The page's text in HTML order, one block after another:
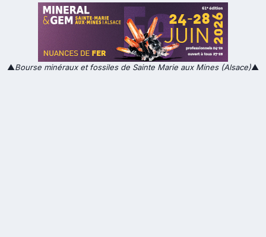
▲Bourse minéraux et fossiles de Sainte Marie aux Mines (Alsace)▲